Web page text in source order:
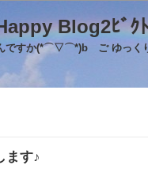
Happy
ですか(*⌒▽⌒*)b ご ゆっく
ます♪